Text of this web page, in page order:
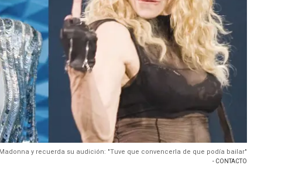
y recuerda su audición: "Tuve que convencerla de que podía bailar"
- CONTACTO